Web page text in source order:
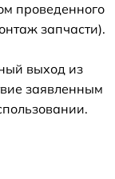
проведенного
запчасти).
выход из
заявленным